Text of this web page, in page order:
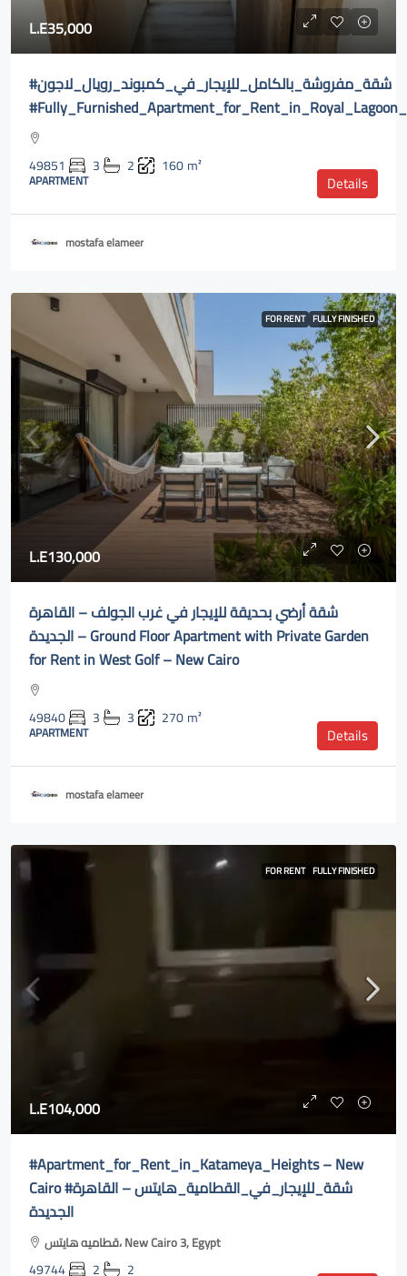
L.E35,000
#شقة_مفروشة_بالكامل_للإيجار_في_كمبوند_رويال_لاجون
49851 3 2 160m²
APARTMENT Details
mostafa elameer
FOR RENT FULLY FINISHED
L.E130,000
شقة أرضي بحديقة للإيجار في غرب الجولف – القاهرة
الجديدة – Ground Floor Apartment with Private Garden
for Rent in West Golf – New Cairo
49840 3 3 270m²
APARTMENT Details
mostafa elameer
FOR RENT FULLY FINISHED
L.E104,000
#Apartment_for_Rent_in_Katameya_Heights – New
Cairo #شقة_للإيجار_في_القطامية_هايتس – القاهرة
الجديدة
قطاميه هايتس، New Cairo 3, Egypt
49744 2 2